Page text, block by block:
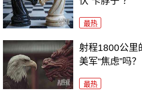
最热
射程1800公里
美军“焦虑”吗？
最热